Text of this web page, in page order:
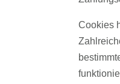
Cookies